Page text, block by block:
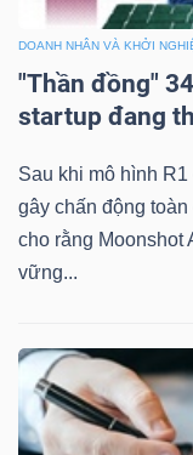
DOANH NHÂN VÀ KHỞI
"Thần đồng"
startup đang
Sau khi mô hình
gây chấn động
cho rằng Moonshot
vững...